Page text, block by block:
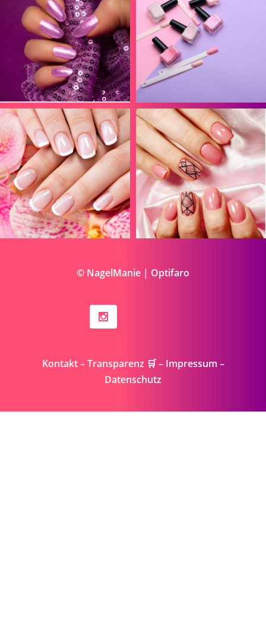
© NagelManie | Optifaro
Kontakt–Transparenz 🛒– Impressum –
Datenschutz